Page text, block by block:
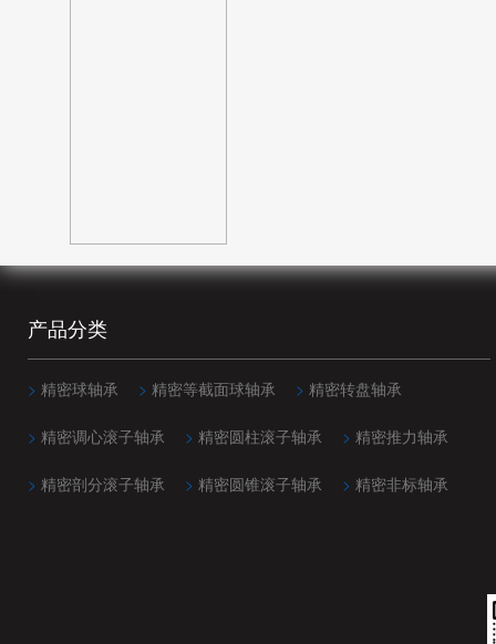
产品分类
> 精密球轴承 > 精密等截面球轴承 > 精密转盘轴承
> 精密调心滚子轴承 > 精密圆柱滚子轴承 > 精密推力轴承
> 精密剖分滚子轴承 > 精密圆锥滚子轴承 > 精密非标轴承